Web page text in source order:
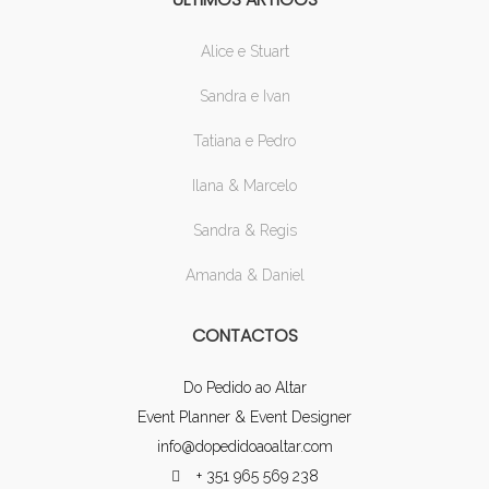
Alice e Stuart
Sandra e Ivan
Tatiana e Pedro
Ilana & Marcelo
Sandra & Regis
Amanda & Daniel
CONTACTOS
Do Pedido ao Altar
Event Planner & Event Designer
info@dopedidoaoaltar.com
+ 351 965 569 238